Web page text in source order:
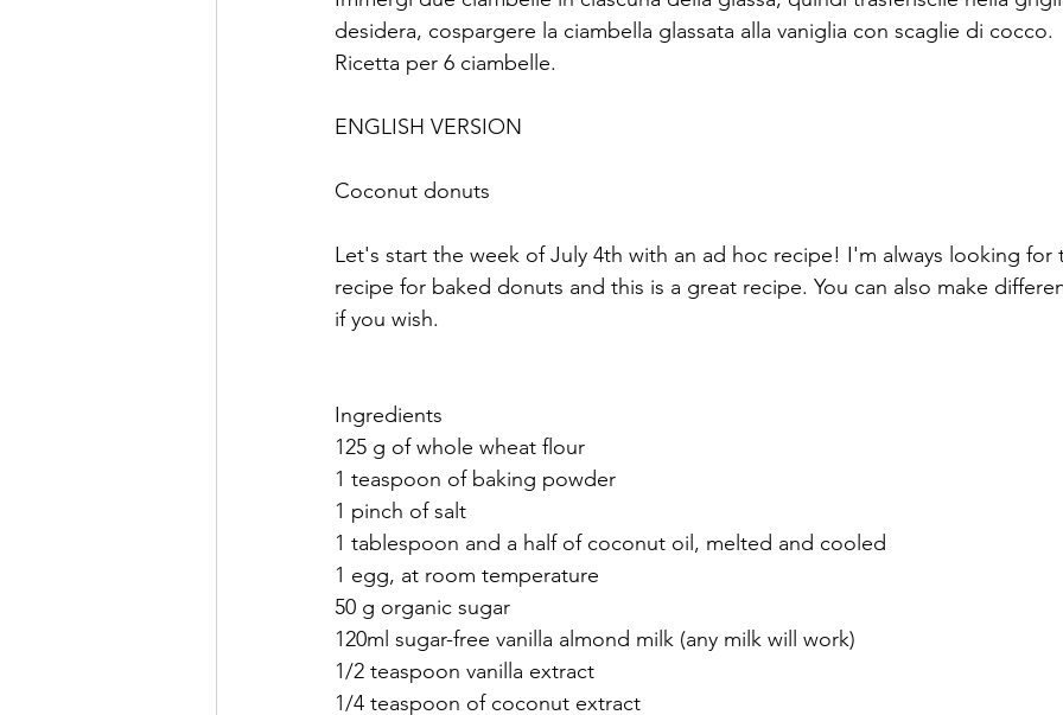
desidera, cospargere la ciambella glassata alla vaniglia con scaglie di cocco.
Ricetta per 6 ciambelle.
ENGLISH VERSION
Coconut donuts
Let's start the week of July 4th with an ad hoc recipe! I'm always looking for
recipe for baked donuts and this is a great recipe. You can also make
if you wish.
Ingredients
125 g of whole wheat flour
1 teaspoon of baking powder
1 pinch of salt
1 tablespoon and a half of coconut oil, melted and cooled
1 egg, at room temperature
50 g organic sugar
120ml sugar-free vanilla almond milk (any milk will work)
1/2 teaspoon vanilla extract
1/4 teaspoon of coconut extract